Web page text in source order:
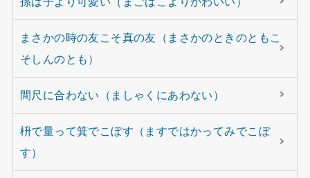
まさかの時の友こそ真の友（まさかのときのともこ
そしんのとも）
間尺に合わない（ましゃくにあわない）
枡で量って箕でこぼす（ますではかってみでこぼ
す）